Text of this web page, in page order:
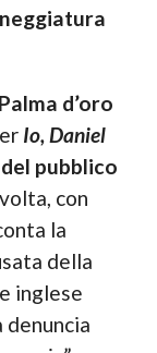
Palma d’oro
Io, Daniel
pubblico
con
la
della
inglese
denuncia